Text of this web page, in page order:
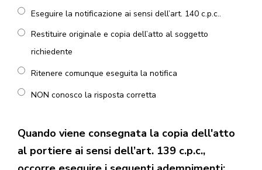
Eseguire la notificazione ai sensi dell’art. 140 c.p.c..
Restituire originale e copia dell’atto al soggetto
richiedente
Ritenere comunque eseguita la notifica
NON conosco la risposta corretta
Quando viene consegnata la copia dell'atto
al portiere ai sensi dell’art. 139 c.p.c.,